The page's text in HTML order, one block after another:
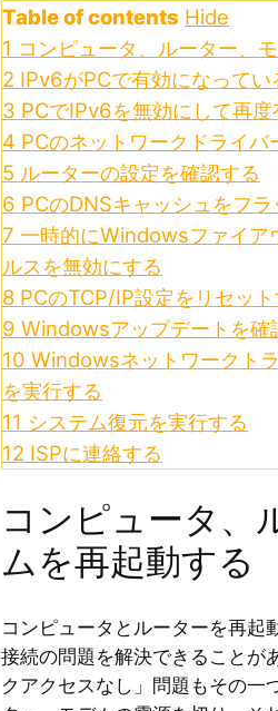
Table of contents Hide
1 コンピュータ、ルーター、
2 IPv6がPCで有効になってい
3 PCでIPv6を無効にして再度
4 PCのネットワークドライバ
5 ルーターの設定を確認する
6 PCのDNSキャッシュをフラ
7 一時的にWindowsファイア
ルスを無効にする
8 PCのTCP/IP設定をリセット
9 Windowsアップデートを確
10 Windowsネットワークト
を実行する
11 システム復元を実行する
12 ISPに連絡する
コンピュータ、
ムを再起動する
コンピュータとルーターを再起
接続の問題を解決できることが
クアクセスなし」問題もその一